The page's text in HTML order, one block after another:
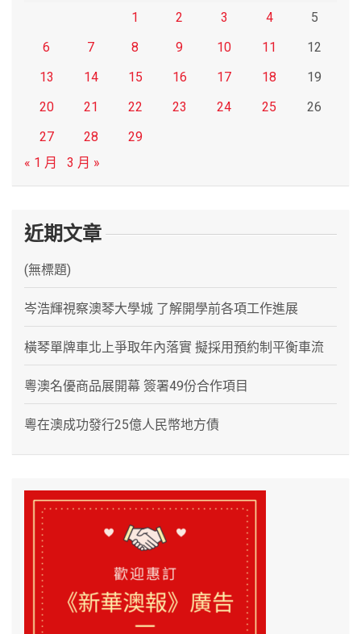
1
2 3 4
5
6
7 8 9 10 11
12
13
14 15 16 17 18
19
20
21 22 23 24 25
26
27
28
29
« 1 月
3 月 »
近期文章
(無標題)
岑浩輝視察澳琴大學城 了解開學前各項工作進展
橫琴單牌車北上爭取年內落實 擬採用預約制平衡車流
粵澳名優商品展開幕 簽署49份合作項目
粵在澳成功發行25億人民幣地方債